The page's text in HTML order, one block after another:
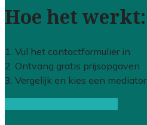
Hoe het werkt:
1. Vul het contactformulier in
2. Ontvang gratis prijsopgaven
3. Vergelijk en kies een mediator